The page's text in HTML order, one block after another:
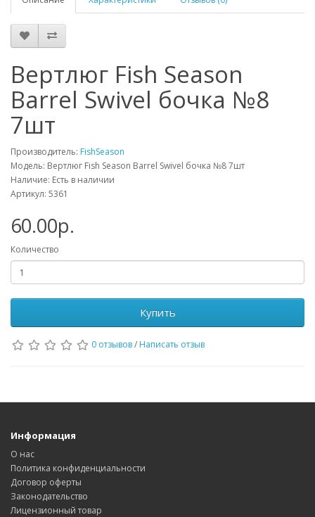
Вертлюг Fish Season
Barrel Swivel бочка №8
7шт
Производитель: FishSeason
Модель: Вертлюг Fish Season Barrel Swivel бочка №8 7шт
Наличие: Есть в наличии
Артикул: 5361
60.00р.
Количество
Купить
0 отзывов/ Написать отзыв
Информация
О нас
Политика конфиденциальности
Договор оферты
Законодательство
Лицензионный товар